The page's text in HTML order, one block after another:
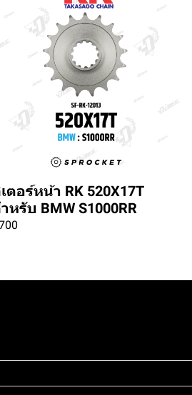
ตอร์หน้า RK 520X17T
หรับ BMW S1000RR